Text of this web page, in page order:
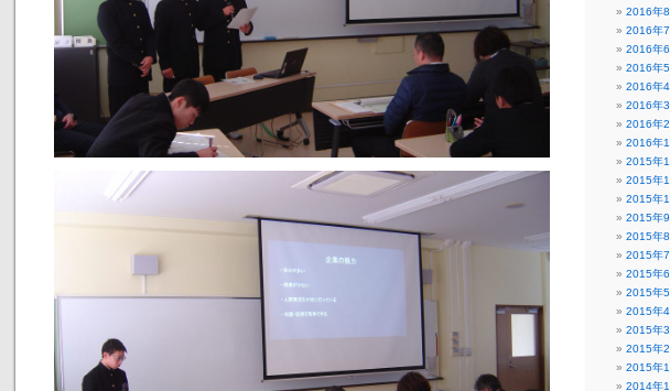
2016年8
2016年7
2016年6
2016年5
2016年4
2016年3
2016年2
2016年1
2015年
2015年
2015年
2015年9
2015年8
2015年7
2015年6
2015年5
2015年4
2015年3
2015年2
2015年1
2014年